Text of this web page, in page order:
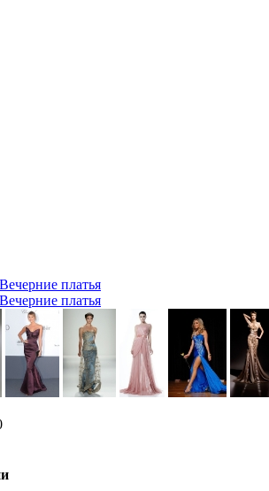
Вечерние платья
Вечерние платья